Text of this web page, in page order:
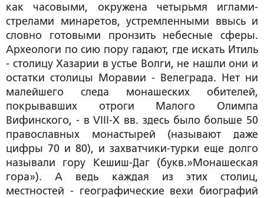
как часовыми, окружена четырьмя иглами-
стрелами минаретов, устремленными ввысь и
словно готовыми пронзить небесные сферы.
Археологи по сию пору гадают, где искать Итиль
- столицу Хазарии в устье Волги, не нашли они и
остатки столицы Моравии - Велеграда. Нет ни
малейшего следа монашеских обителей,
покрывавших отроги Малого Олимпа
Вифинского, - в VIII-X вв. здесь было больше 50
православных монастырей (называют даже
цифры 70 и 80), и захватчики-турки еще долго
называли гору Кешиш-Даг (букв.»Монашеская
гора»). А ведь каждая из этих столиц,
местностей - географические вехи биографий